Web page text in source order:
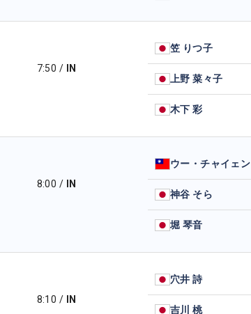
7:50 / IN
笠 りつ子
上野 菜々子
木下 彩
8:00 / IN
ウー・チャイェン
神谷 そら
堀 琴音
8:10 / IN
穴井 詩
吉川 桃